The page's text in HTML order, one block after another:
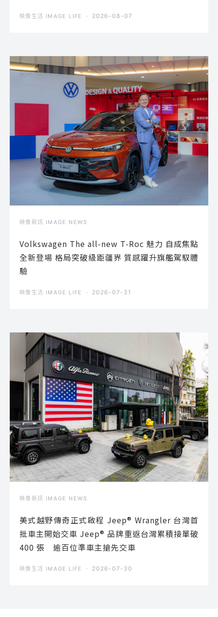
映像生活 IMAGE LIFE 2026-08-07
映像新訊 IMAGE NEWS
Volkswagen The all-new T-Roc 魅力 自成焦點
全新登場 格局突破級距疆界 質感躍升旗艦駕馭體
驗
映像生活 IMAGE LIFE 2026-07-31
映像新訊 IMAGE NEWS
美式越野傳奇正式啟程 Jeep® Wrangler 台灣首
批車主開始交車 Jeep® 品牌重返台灣累積接單破
400 張 逾百位準車主搶先交車
映像生活 IMAGE LIFE 2026-07-30